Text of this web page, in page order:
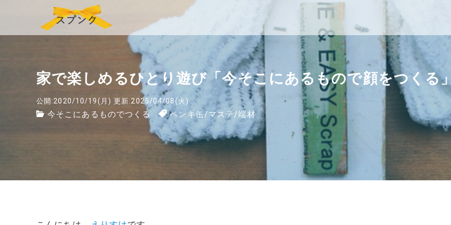
家で楽しめるひとり遊び「今そこにあるもので顔をつくる
公開:2020/10/19(月) 更新:2025/04/08(火)
今そこにあるものでつくる ペンキ缶/マステ/端材